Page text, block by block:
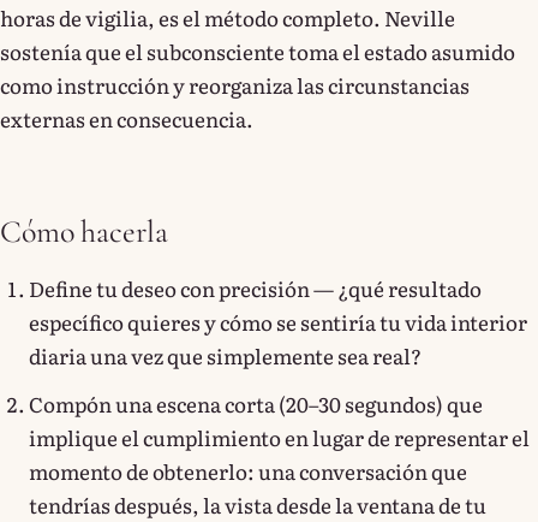
horas de vigilia, es el método completo. Neville
sostenía que el subconsciente toma el estado asumido
como instrucción y reorganiza las circunstancias
externas en consecuencia.
Cómo hacerla
Define tu deseo con precisión — ¿qué resultado
específico quieres y cómo se sentiría tu vida interior
diaria una vez que simplemente sea real?
Compón una escena corta (20–30 segundos) que
implique el cumplimiento en lugar de representar el
momento de obtenerlo: una conversación que
tendrías después, la vista desde la ventana de tu